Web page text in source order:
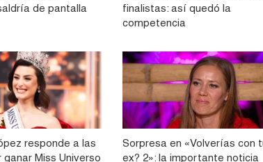
de pantalla
finalistas: así quedó la
competencia
responde a las
Miss Universo
Sorpresa en «Volverías con
ex? 2»: la importante noticia